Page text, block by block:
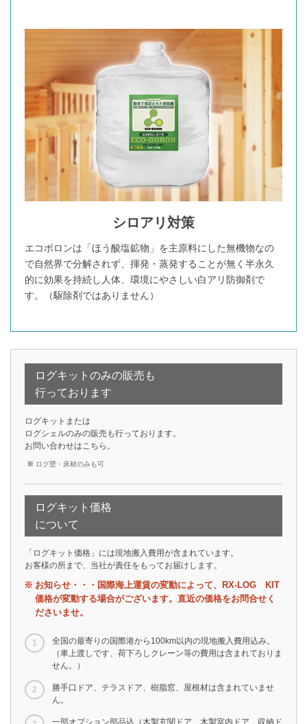
シロアリ対策
エコボロンは「ほう酸塩鉱物」を主原料にした無機物なの
で自然界で分解されず、揮発・蒸発することが無く半永久
的に効果を持続し人体、環境にやさしい白アリ防御剤で
す。（駆除剤ではありません）
ログキットのみの販売も
行っております
ログキットまたは
ログシェルのみの販売も行っております。
お問い合わせは こちら 。
ログ壁・床材のみも可
ログキット価格
について
「ログキット価格」には現地搬入費用が含まれています。
お客様の所まで、当社が責任をもってお届けします。
お知らせ・・・国際海上運賃の変動によって、RX-LOG KIT
価格が変動する場合がございます。直近の価格をお問合せく
ださいませ。
全国の最寄りの国際港から100km以内の現地搬入費用込み。
（車上渡しです、荷下ろしクレーン等の費用は含まれておりま
せん。）
勝手口ドア、テラスドア、樹脂窓、屋根材は含まれていませ
ん。
一部オプション部品込（木製玄関ドア、木製室内ドア、収納ド